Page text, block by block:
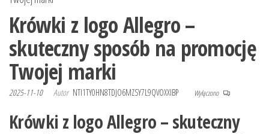
Krówki z logo Allegro –
skuteczny sposób na promocję
Twojej marki
2025-11-10 Autor NTI1TY0HN8TDJO6MZSY7L9QVOXXIBP Wyłączono
Krówki z logo Allegro – skuteczny